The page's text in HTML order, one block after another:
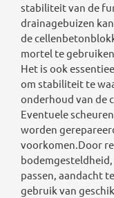
stabiliteit van de
drainagebuizen
de
mortel te
Het is ook
om stabiliteit te
onderhoud van de
Eventuele
worden
voorkomen.Door
passen, aandacht
gebruik van